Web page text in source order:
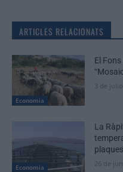
ARTICLES RELACIONATS
Economia
El
3 de
Economia
La
26 de